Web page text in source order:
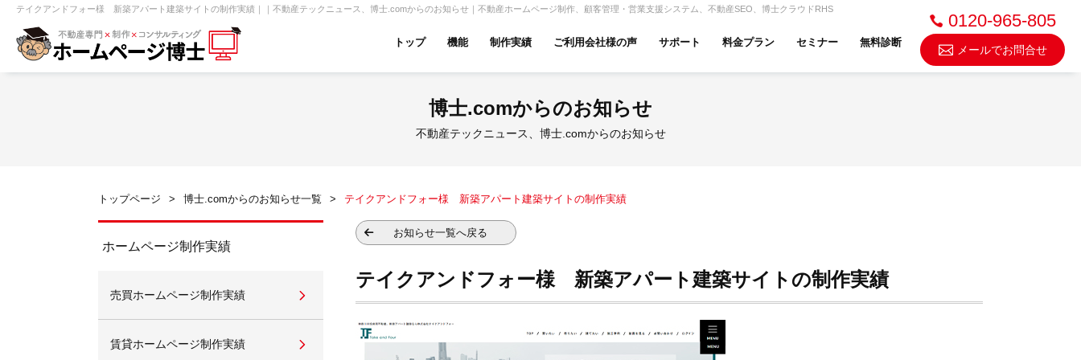
テイクアンドフォー様 新築アパート建築サイトの制作実績｜｜不動産テックニュース、博士.comからのお知らせ｜不動産ホームページ制作、顧客管理・営業支援システム、不動産SEO、博士クラウドRHS
トップ 機能
【賃貸】機能一覧
制作実績
不動産投資・収益物件 建築・リフォーム テナント
センチュリー21 ピタットハウス アパマンショップ
賃貸管理オーナー向け 建築請負・中古リノベ
ご利用会社様の声 サポート 料金プラン セミナー 無料診断
クイックホームページ無料診断
0120-965-805
メールでお問合せ
博士.comからのお知らせ
不動産テックニュース、博士.comからのお知らせ
トップページ 博士.comからのお知らせ一覧 テイクアンドフォー様 新築アパート建築サイトの制作実績
ホームページ制作実績
売買ホームページ制作実績
賃貸ホームページ制作実績
お知らせ一覧へ戻る
テイクアンドフォー様 新築アパート建築サイトの制作実績